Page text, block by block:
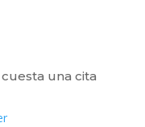
una cita